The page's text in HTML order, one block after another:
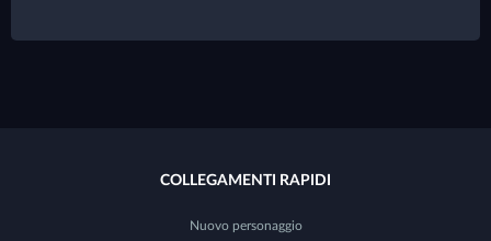
COLLEGAMENTI RAPIDI
Nuovo personaggio